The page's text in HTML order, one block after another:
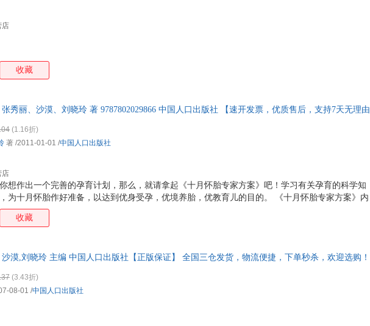
店
收藏
秀丽、沙漠、刘晓玲 著 9787802029866 中国人口出版社 【速开发票，优质售后，支持7天无理由
想作出一个完善的孕育计划，那么，就请拿起《十月怀胎专家方案》吧！学习有关孕育的科学知
为十月怀胎作好准备，以达到优身受孕，优境养胎，优教育儿的目的。 《十月怀胎专家方案》内
全面科学地介绍了十月怀胎中一些的常识，分述了十月怀胎中必要的保健及一些常见问题的处理
夫妇们予以更系统、更全面地指导，真正做到一书在手，心中无忧。
(1.16折)
店
著 /2011-01-01 /中国人口出版社
收藏
漠,刘晓玲 主编 中国人口出版社【正版保证】 全国三仓发货，物流便捷，下单秒杀，欢迎选购！
(3.43折)
08-01 /中国人口出版社